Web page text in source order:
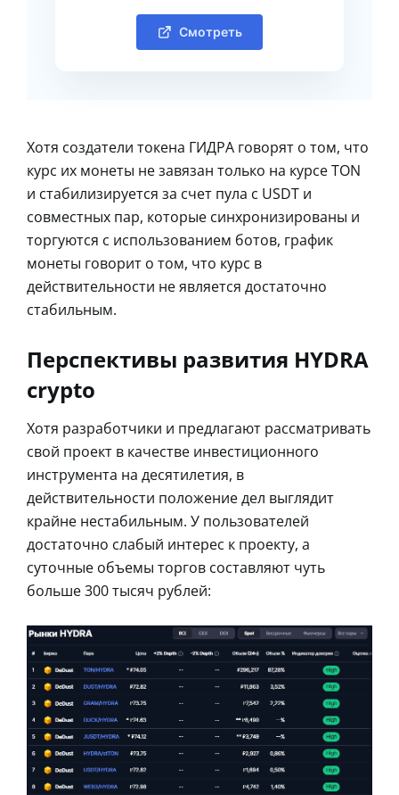
Смотреть
Хотя создатели токена ГИДРА говорят о том, что
курс их монеты не завязан только на курсе TON
и стабилизируется за счет пула с USDT и
совместных пар, которые синхронизированы и
торгуются с использованием ботов, график
монеты говорит о том, что курс в
действительности не является достаточно
стабильным.
Перспективы развития HYDRA
crypto
Хотя разработчики и предлагают рассматривать
свой проект в качестве инвестиционного
инструмента на десятилетия, в
действительности положение дел выглядит
крайне нестабильным. У пользователей
достаточно слабый интерес к проекту, а
суточные объемы торгов составляют чуть
больше 300 тысяч рублей: